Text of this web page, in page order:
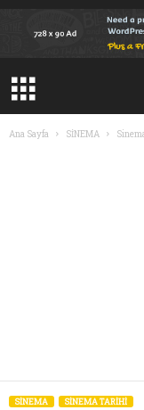
Ana Sayfa SİNEMA
SİNEMA SINEMA TARIHI